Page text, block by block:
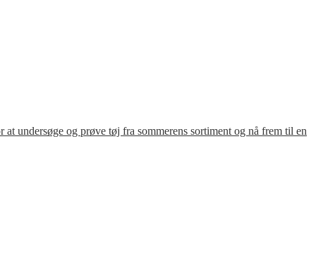
undersøge og prøve tøj fra sommerens sortiment og nå frem til en